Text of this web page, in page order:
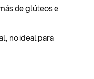
de glúteos e
no ideal para